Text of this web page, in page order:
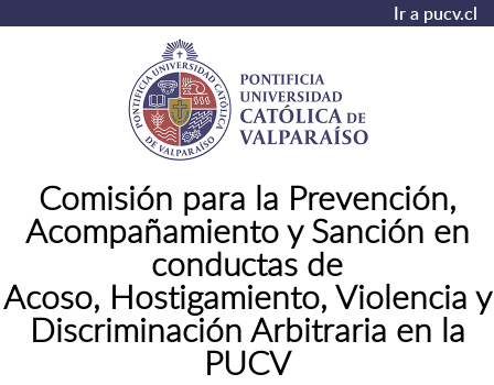
Ir a pucv.cl
Comisión para la Prevención,
Acompañamiento y Sanción en
conductas de
Acoso, Hostigamiento, Violencia y
Discriminación Arbitraria en la
PUCV